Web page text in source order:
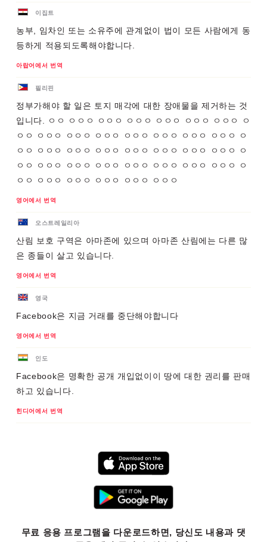
이집트
농부, 임차인 또는 소유주에 관계없이 법이 모든 사람에게 동
등하게 적용되도록해야합니다.
아랍어에서 번역
필리핀
정부가해야 할 일은 토지 매각에 대한 장애물을 제거하는 것
입니다. ㅇㅇ ㅇㅇㅇ ㅇㅇㅇ ㅇㅇㅇ ㅇㅇㅇ ㅇㅇㅇ ㅇㅇㅇ ㅇ
ㅇㅇ ㅇㅇㅇ ㅇㅇㅇ ㅇㅇㅇ ㅇㅇㅇ ㅇㅇㅇ ㅇㅇㅇ ㅇㅇㅇ ㅇ
ㅇㅇ ㅇㅇㅇ ㅇㅇㅇ ㅇㅇㅇ ㅇㅇㅇ ㅇㅇㅇ ㅇㅇㅇ ㅇㅇㅇ ㅇ
ㅇㅇ ㅇㅇㅇ ㅇㅇㅇ ㅇㅇㅇ ㅇㅇㅇ ㅇㅇㅇ ㅇㅇㅇ ㅇㅇㅇ ㅇ
ㅇㅇ ㅇㅇㅇ ㅇㅇㅇ ㅇㅇㅇ ㅇㅇㅇ ㅇㅇㅇ
영어에서 번역
오스트레일리아
산림 보호 구역은 아마존에 있으며 아마존 산림에는 다른 많
은 종들이 살고 있습니다.
영어에서 번역
영국
Facebook은 지금 거래를 중단해야합니다
영어에서 번역
인도
Facebook은 명확한 공개 개입없이이 땅에 대한 권리를 판매
하고 있습니다.
힌디어에서 번역
무료 응용 프로그램을 다운로드하면, 당신도 내용과 댓